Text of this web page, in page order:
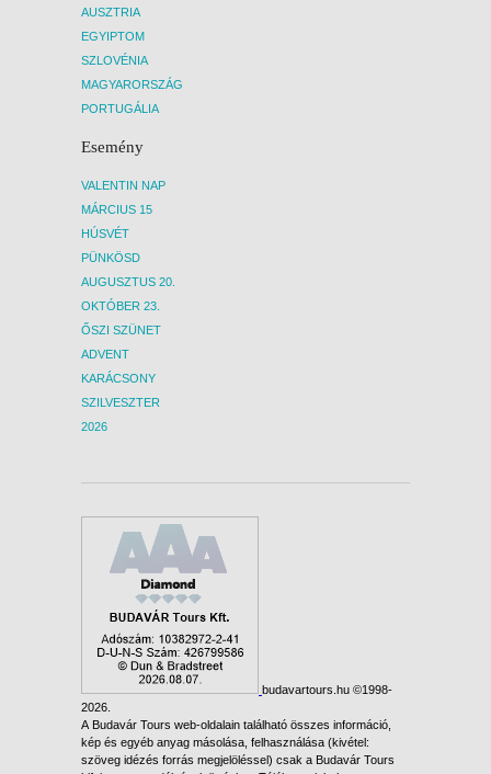
AUSZTRIA
EGYIPTOM
SZLOVÉNIA
MAGYARORSZÁG
PORTUGÁLIA
Esemény
VALENTIN NAP
MÁRCIUS 15
HÚSVÉT
PÜNKÖSD
AUGUSZTUS 20.
OKTÓBER 23.
ŐSZI SZÜNET
ADVENT
KARÁCSONY
SZILVESZTER
2026
budavartours.hu ©1998-
2026.
A Budavár Tours web-oldalain található összes információ,
kép és egyéb anyag másolása, felhasználása (kivétel:
szöveg idézés forrás megjelöléssel) csak a Budavár Tours